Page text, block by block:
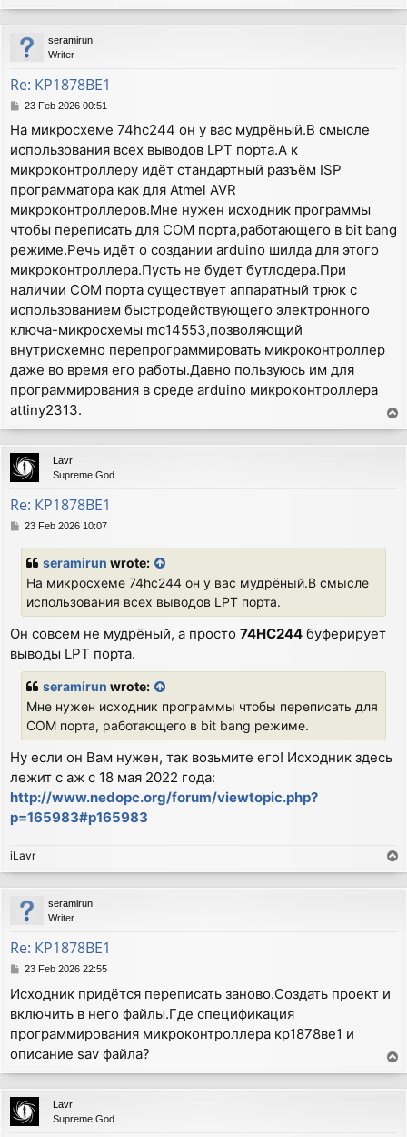
o
p
seramirun
Writer
Re: КР1878ВЕ1
P
s
t
23 Feb 2026 00:51
На микросхеме 74hc244 он у вас мудрёный.В смысле
использования всех выводов LPT порта.А к
микроконтроллеру идёт стандартный разъём ISP
программатора как для Atmel AVR
микроконтроллеров.Мне нужен исходник программы
чтобы переписать для COM порта,работающего в bit bang
режиме.Речь идёт о создании arduino шилда для этого
микроконтроллера.Пусть не будет бутлодера.При
наличии COM порта существует аппаратный трюк с
использованием быстродействующего электронного
ключа-микросхемы mc14553,позволяющий
внутрисхемно перепрограммировать микроконтроллер
даже во время его работы.Давно пользуюсь им для
программирования в среде arduino микроконтроллера
attiny2313.
o
p
Lavr
Supreme God
Re: КР1878ВЕ1
P23 Feb 2026 10:07
seramirun wrote:
На микросхеме 74hc244 он у вас мудрёный.В смысле
использования всех выводов LPT порта.
Он совсем не мудрёный, а просто 74HC244 буферирует
выводы LPT порта.
seramirun wrote:
Мне нужен исходник программы чтобы переписать для
COM порта, работающего в bit bang режиме.
Ну если он Вам нужен, так возьмите его! Исходник здесь
лежит с аж с 18 мая 2022 года:
http://www.nedopc.org/forum/viewtopic.php?
p=165983#p165983
iLavr
o
p
seramirun
Writer
Re: КР1878ВЕ1
P
s
t
23 Feb 2026 22:55
Исходник придётся переписать заново.Создать проект и
включить в него файлы.Где спецификация
программирования микроконтроллера кр1878ве1 и
описание sav файла?
o
p
Lavr
Supreme God